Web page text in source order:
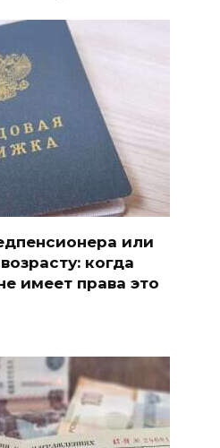
или
когда
имеет права это